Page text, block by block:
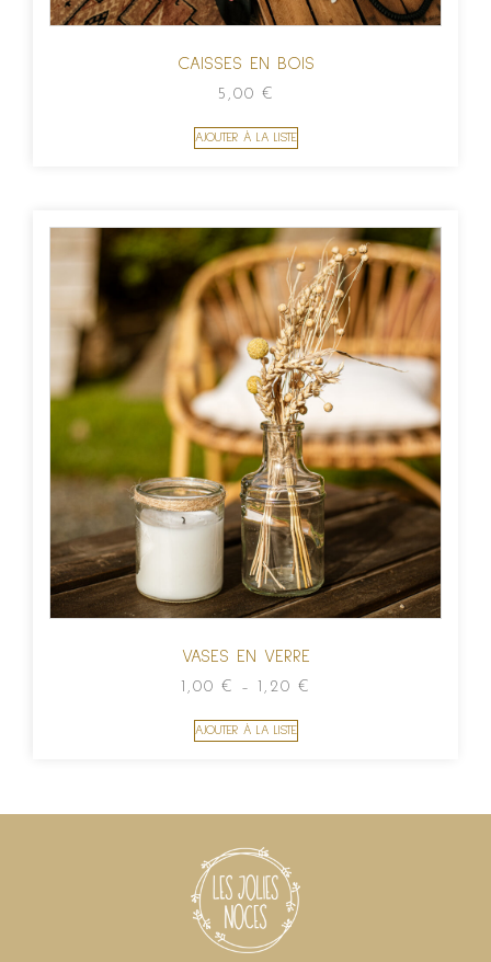
CAISSES EN BOIS
5,00 €
AJOUTER À LA LISTE
VASES EN VERRE
1,00 € – 1,20 €
AJOUTER À LA LISTE